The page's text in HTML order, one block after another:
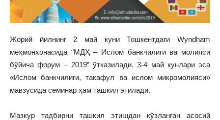
Жорий йилнинг 2 май куни Тошкентдаги Wyndham
меҳмонхонасида “МДҲ – Ислом банкчилиги ва молияси
бўйича форум – 2019” ўтказилади. 3-4 май кунлари эса
«Ислом банкчилиги, такафул ва ислом микромолияси»
мавзусида семинар ҳам ташкил этилади.
Мазкур тадбирни ташкил этишдан кўзланган асосий